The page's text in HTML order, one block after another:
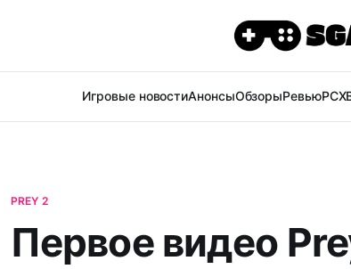
Игровые новостиАнонсыОбзорыРевьюPC
PREY 2
Первое видео